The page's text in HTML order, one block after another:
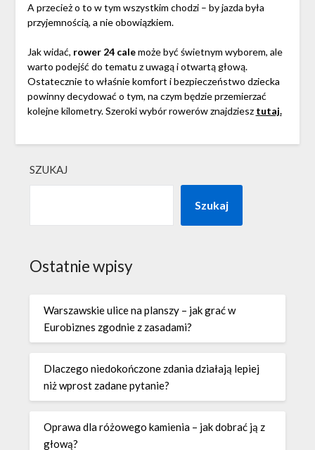
A przecież o to w tym wszystkim chodzi – by jazda była
przyjemnością, a nie obowiązkiem.
Jak widać, rower 24 calemoże być świetnym wyborem, ale
warto podejść do tematu z uwagą i otwartą głową.
Ostatecznie to właśnie komfort i bezpieczeństwo dziecka
powinny decydować o tym, na czym będzie przemierzać
kolejne kilometry. Szeroki wybór rowerów znajdziesz tutaj.
SZUKAJ
Szukaj
Ostatnie wpisy
Warszawskie ulice na planszy – jak grać w
Eurobiznes zgodnie z zasadami?
Dlaczego niedokończone zdania działają lepiej
niż wprost zadane pytanie?
Oprawa dla różowego kamienia – jak dobrać ją z
głową?